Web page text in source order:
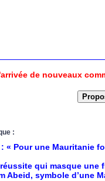
de nouveaux
:
« Pour une Mauritanie
qui masque une
Abeid, symbole d’une